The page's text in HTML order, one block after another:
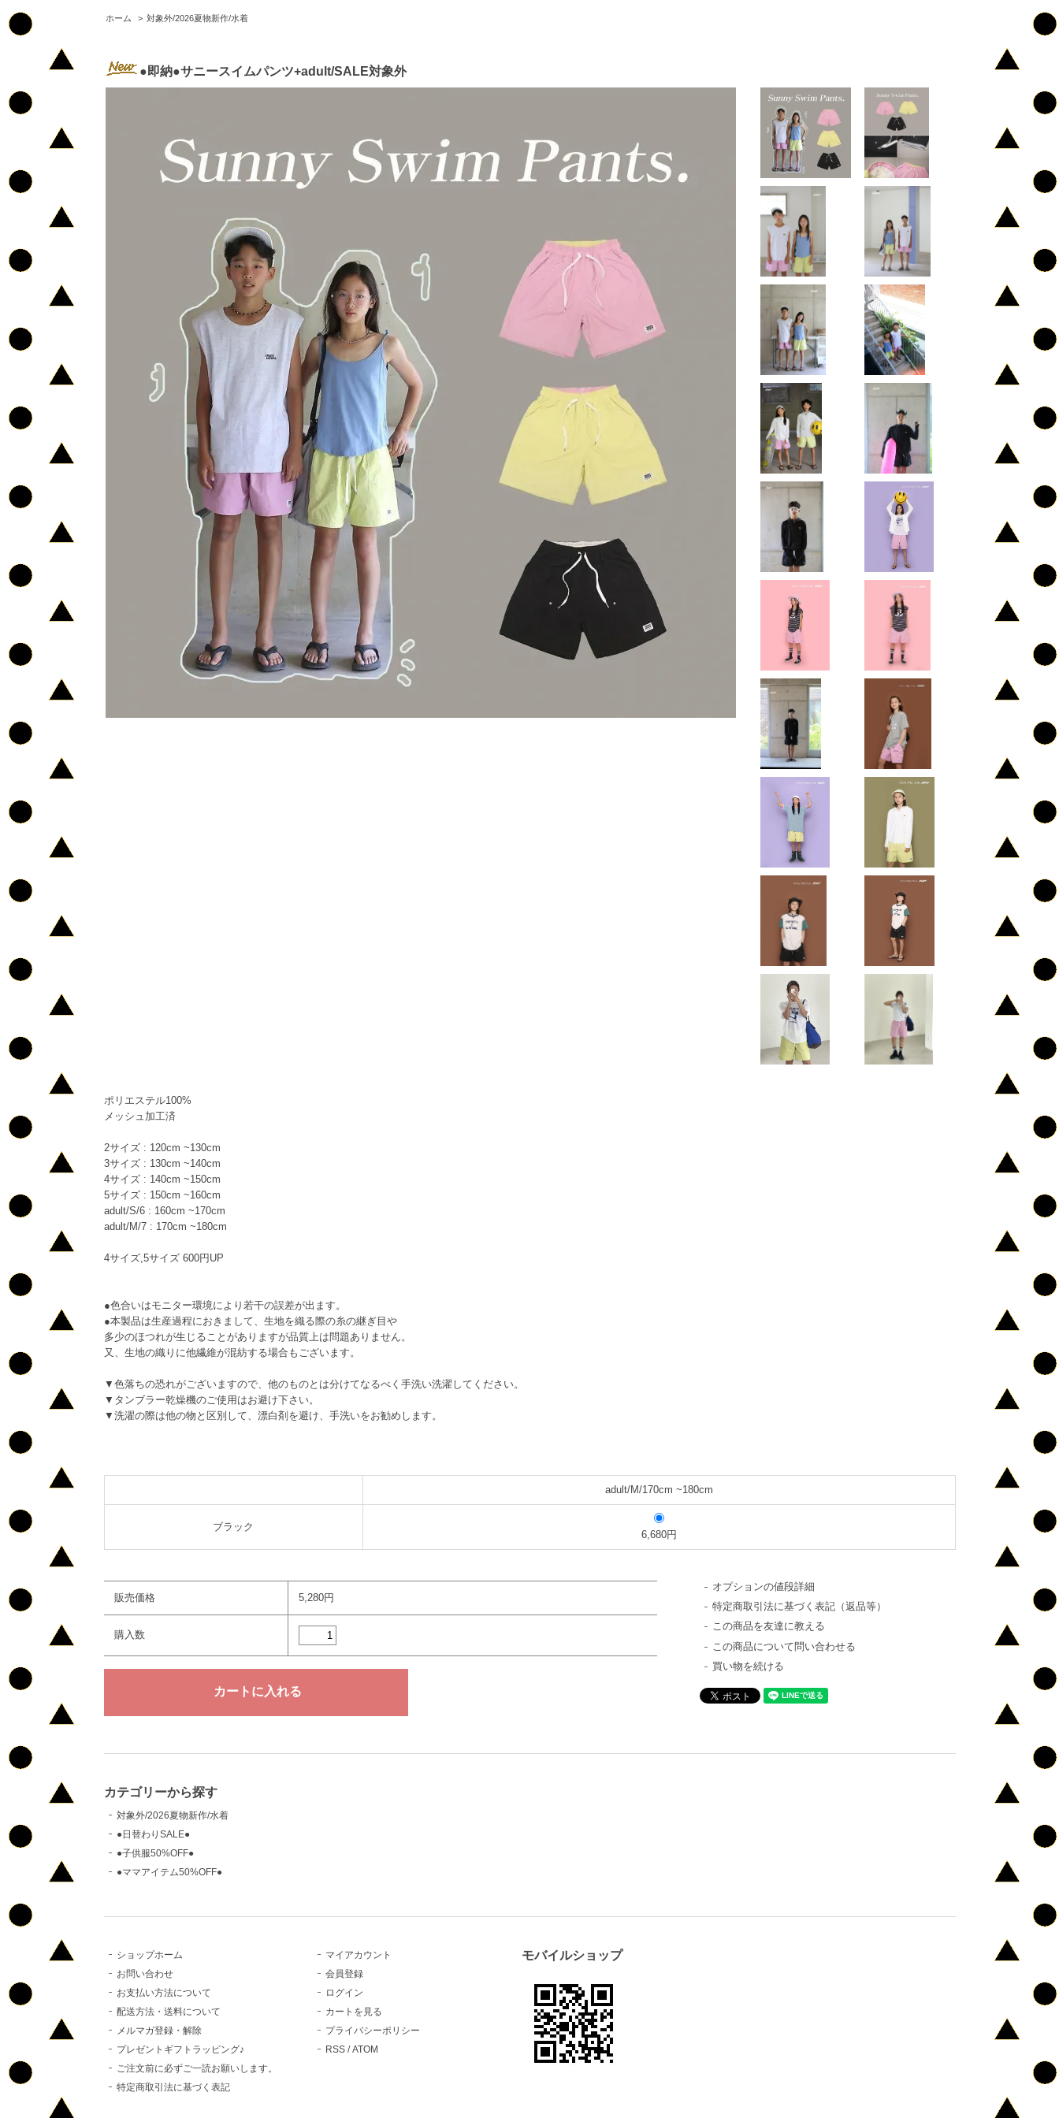
ホーム > 対象外/2026夏物新作/水着
●即納●サニースイムパンツ+adult/SALE対象外
ポリエステル100%
メッシュ加工済
2サイズ : 120cm ~130cm
3サイズ : 130cm ~140cm
4サイズ : 140cm ~150cm
5サイズ : 150cm ~160cm
adult/S/6 : 160cm ~170cm
adult/M/7 : 170cm ~180cm
4サイズ,5サイズ 600円UP
●色合いはモニター環境により若干の誤差が出ます。
●本製品は生産過程におきまして、生地を織る際の糸の継ぎ目や
多少のほつれが生じることがありますが品質上は問題ありません。
又、生地の織りに他繊維が混紡する場合もございます。
▼色落ちの恐れがございますので、他のものとは分けてなるべく手洗い洗濯してください。
▼タンブラー乾燥機のご使用はお避け下さい。
▼洗濯の際は他の物と区別して、漂白剤を避け、手洗いをお勧めします。
adult/M/170cm ~180cm
ブラック
6,680円
販売価格 5,280円
購入数
オプションの値段詳細
特定商取引法に基づく表記（返品等）
この商品を友達に教える
この商品について問い合わせる
買い物を続ける
カテゴリーから探す
対象外/2026夏物新作/水着
●日替わりSALE●
●子供服50%OFF●
●ママアイテム50%OFF●
ショップホーム
お問い合わせ
お支払い方法について
配送方法・送料について
メルマガ登録・解除
プレゼントギフトラッピング♪
ご注文前に必ずご一読お願いします。
特定商取引法に基づく表記
マイアカウント
会員登録
ログイン
カートを見る
プライバシーポリシー
RSS/ATOM
モバイルショップ